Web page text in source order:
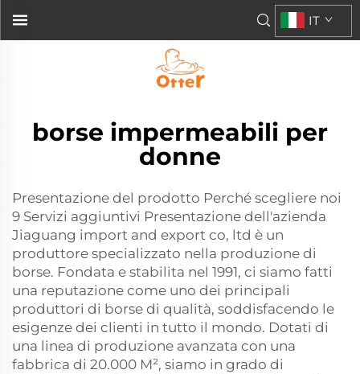
IT
borse impermeabili per
donne
Presentazione del prodotto Perché scegliere noi
9 Servizi aggiuntivi Presentazione dell'azienda
Jiaguang import and export co, ltd è un
produttore specializzato nella produzione di
borse. Fondata e stabilita nel 1991, ci siamo fatti
una reputazione come uno dei principali
produttori di borse di qualità, soddisfacendo le
esigenze dei clienti in tutto il mondo. Dotati di
una linea di produzione avanzata con una
fabbrica di 20.000 M², siamo in grado di